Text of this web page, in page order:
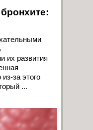
их развития
за этого
...